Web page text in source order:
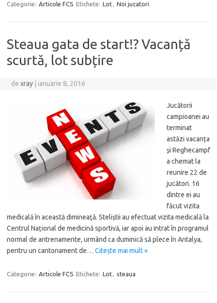
Categorie: Articole FCS Etichete: Lot, Noi jucatori
Steaua gata de start!? Vacanță
scurtă, lot subțire
de xray ianuarie 8, 2016
Jucătorii
campioanei au
terminat
astăzi vacanța
și Reghecampf
a chemat la
reunire 22 de
jucători. 16
dintre ei au
făcut vizita
medicală în această dimineaţă. Steliștii au efectuat vizita medicală la
Centrul Național de medicină sportivă, iar apoi au intrat în programul
normal de antrenamente, urmând ca duminică să plece în Antalya,
pentru un cantonament de… Citește mai mult »
Categorie: Articole FCS Etichete: Lot, steaua